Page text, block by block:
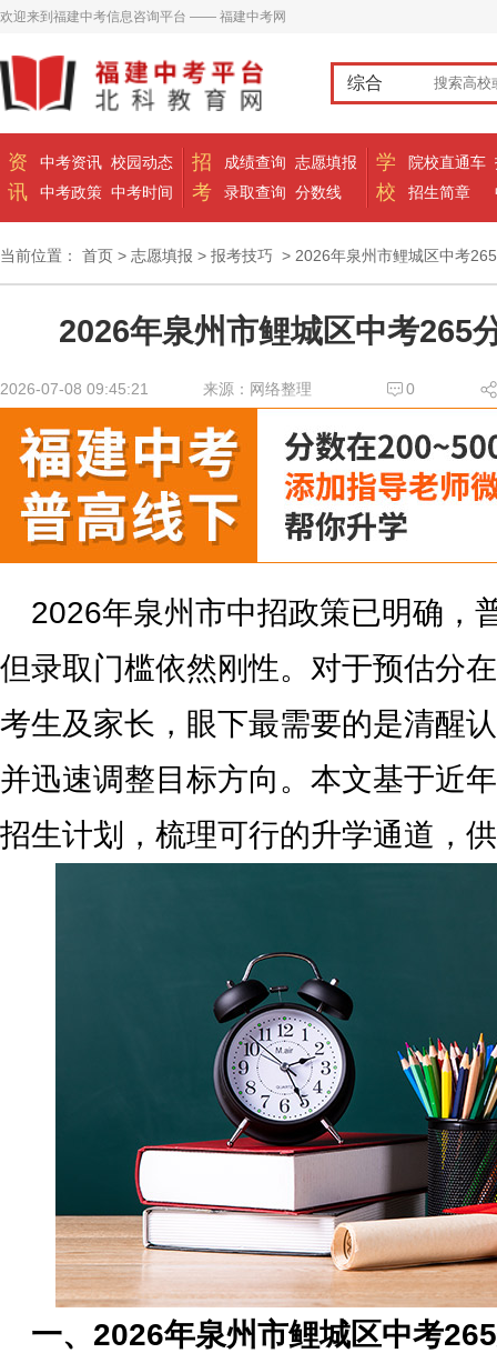
欢迎来到福建中考信息咨询平台 —— 福建中考网
综合
资
讯
中考资讯
中考政策
校园动态
中考时间
招
考
成绩查询
录取查询
志愿填报
分数线
学
校
院校直通车
招生简章
当前位置： 首页 > 志愿填报 > 报考技巧 > 2026年泉州市鲤城区中考
2026年泉州市鲤城区中考265
2026-07-08 09:45:21 来源：网络整理 0
2026年泉州市中招政策已明确，
但录取门槛依然刚性。对于预估分
考生及家长，眼下最需要的是清醒
并迅速调整目标方向。本文基于近
招生计划，梳理可行的升学通道，
一、2026年泉州市鲤城区中考